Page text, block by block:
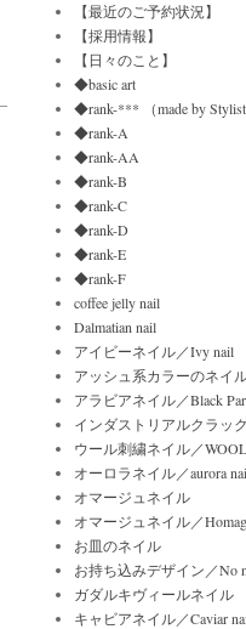
【最近のご予約状況】
【採用情報】
【日々のこと】
◆basic art
◆rank-*** （made by Stylist
◆rank-A
◆rank-AA
◆rank-B
◆rank-C
◆rank-D
◆rank-E
◆rank-F
coffee jelly nail
Dalmatian nail
アイビーネイル／Ivy nail
アッシュ系カラーのネイ
アラビアネイル／Black
インダストリアルクラッ
ウール刺繍ネイル／
オーロラネイル／aurora
オマージュネイル
オマージュネイル／
お皿のネイル
お持ち込みデザイン／No
ガダルキヴィールネイル
キャビアネイル／Caviar